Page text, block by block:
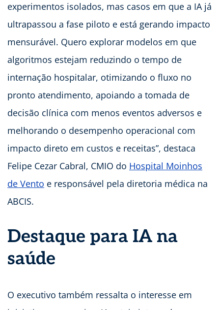
experimentos isolados, mas casos em que a IA já
ultrapassou a fase piloto e está gerando impacto
mensurável. Quero explorar modelos em que
algoritmos estejam reduzindo o tempo de
internação hospitalar, otimizando o fluxo no
pronto atendimento, apoiando a tomada de
decisão clínica com menos eventos adversos e
melhorando o desempenho operacional com
impacto direto em custos e receitas”, destaca
Felipe Cezar Cabral, CMIO do Hospital Moinhos
de Vento e responsável pela diretoria médica na
ABCIS.
Destaque para IA na
saúde
O executivo também ressalta o interesse em